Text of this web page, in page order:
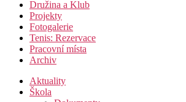
Družina a Klub
Projekty
Fotogalerie
Tenis: Rezervace
Pracovní místa
Archiv
Aktuality
Škola